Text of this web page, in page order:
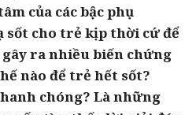
của các bậc phụ
sốt cho trẻ kịp thời cứ để
ra nhiều biến chứng
nào để trẻ hết sốt?
chóng? Là những